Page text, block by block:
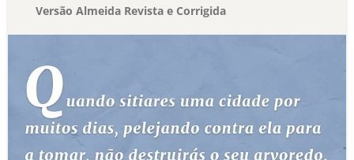
Versão Almeida Revista e Corrigida